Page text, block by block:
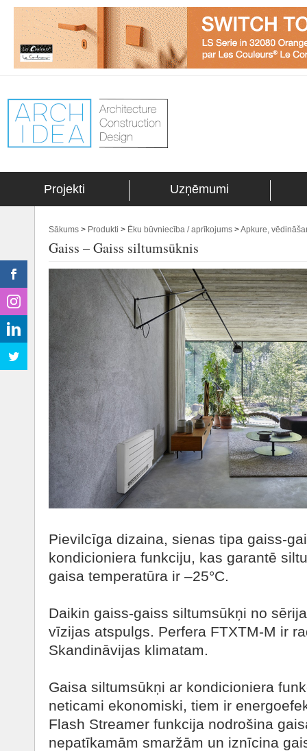
Projekti Uzņēmumi
Sākums > Produkti > Ēku būvniecība / aprīkojums >Apkure,
Gaiss – Gaiss siltumsūknis
Pievilcīga dizaina, sienas tipa gaiss-
kondicioniera funkciju, kas garantē
gaisa temperatūra ir –25°C.
Daikin gaiss-gaiss siltumsūkņi no
vīzijas atspulgs. Perfera FTXTM-M ir
Skandināvijas klimatam.
Gaisa siltumsūkņi ar kondicioniera
neticami ekonomiski, tiem ir
Flash Streamer funkcija nodrošina
nepatīkamām smaržām un iznīcina